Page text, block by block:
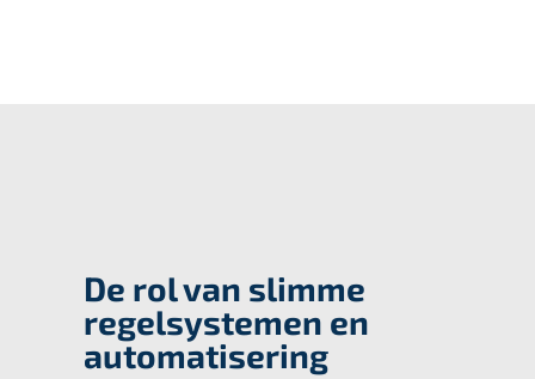
De rol van slimme
regelsystemen en
automatisering